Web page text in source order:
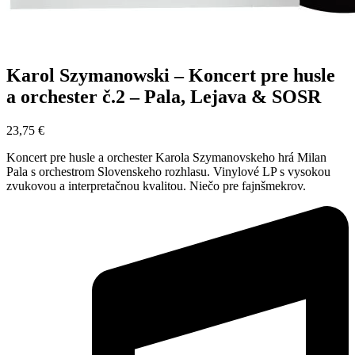
Karol Szymanowski – Koncert pre husle
a orchester č.2 – Pala, Lejava & SOSR
23,75 €
Koncert pre husle a orchester Karola Szymanovskeho hrá Milan
Pala s orchestrom Slovenskeho rozhlasu. Vinylové LP s vysokou
zvukovou a interpretačnou kvalitou. Niečo pre fajnšmekrov.